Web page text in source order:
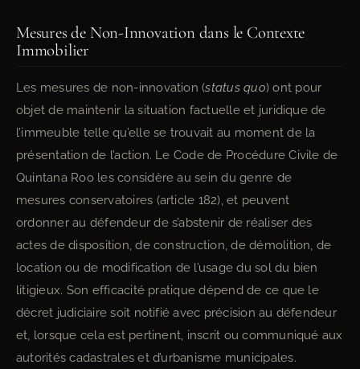
Mesures de Non-Innovation dans le Contexte
Immobilier
Les mesures de non-innovation (status quo) ont pour
objet de maintenir la situation factuelle et juridique de
l’immeuble telle qu’elle se trouvait au moment de la
présentation de l’action. Le Code de Procédure Civile de
Quintana Roo les considère au sein du genre de
mesures conservatoires (article 182), et peuvent
ordonner au défendeur de s’abstenir de réaliser des
actes de disposition, de construction, de démolition, de
location ou de modification de l’usage du sol du bien
litigieux. Son efficacité pratique dépend de ce que le
décret judiciaire soit notifié avec précision au défendeur
et, lorsque cela est pertinent, inscrit ou communiqué aux
autorités cadastrales et d’urbanisme municipales.